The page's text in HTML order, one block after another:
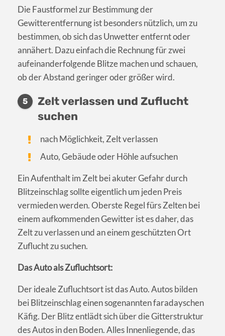
Die Faustformel zur Bestimmung der
Gewitterentfernung ist besonders nützlich, um zu
bestimmen, ob sich das Unwetter entfernt oder
annähert. Dazu einfach die Rechnung für zwei
aufeinanderfolgende Blitze machen und schauen,
ob der Abstand geringer oder größer wird.
5
Zelt verlassen und Zuflucht
suchen
nach Möglichkeit, Zelt verlassen
Auto, Gebäude oder Höhle aufsuchen
Ein Aufenthalt im Zelt bei akuter Gefahr durch
Blitzeinschlag sollte eigentlich um jeden Preis
vermieden werden. Oberste Regel fürs Zelten bei
einem aufkommenden Gewitter ist es daher, das
Zelt zu verlassen und an einem geschützten Ort
Zuflucht zu suchen.
Das Auto als Zufluchtsort:
Der ideale Zufluchtsort ist das Auto. Autos bilden
bei Blitzeinschlag einen sogenannten faradayschen
Käfig. Der Blitz entlädt sich über die Gitterstruktur
des Autos in den Boden. Alles Innenliegende, das